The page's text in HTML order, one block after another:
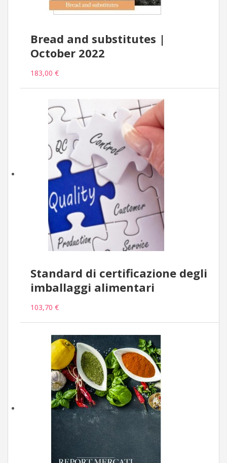
Bread and substitutes |
October 2022
183,00 €
Standard di certificazione degli
imballaggi alimentari
103,70 €